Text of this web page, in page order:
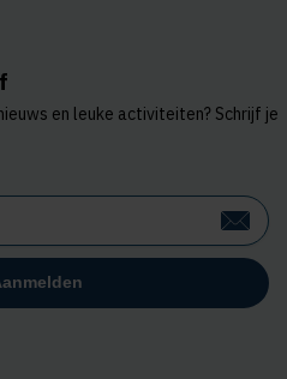
en leuke activiteiten? Schrijf je